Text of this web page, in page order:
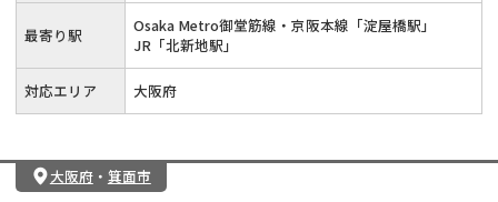
最寄り駅
Osaka Metro御堂筋線・京阪本線「淀屋橋駅」
JR「北新地駅」
対応エリア 大阪府
大阪府・ 箕面市